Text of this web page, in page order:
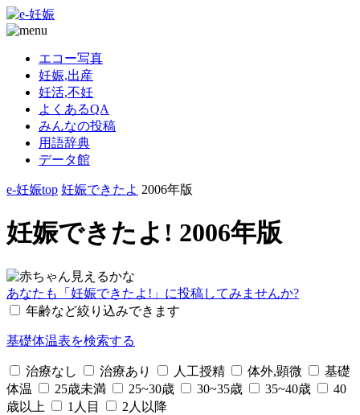
エコー写真
妊娠,出産
妊活,不妊
よくあるQA
みんなの投稿
用語辞典
データ館
e-妊娠top 妊娠できたよ 2006年版
妊娠できたよ! 2006年版
あなたも「妊娠できたよ!」に投稿してみませんか?
年齢など絞り込みできます
基礎体温表を検索する
治療なし 治療あり 人工授精 体外,顕微
基礎
体温
25歳未満 25~30歳 30~35歳 35~40歳
40
歳以上
1人目 2人以降